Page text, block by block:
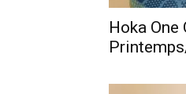
Hoka One